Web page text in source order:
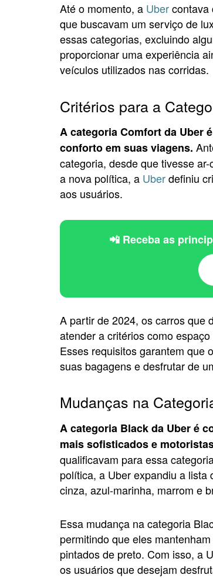
Até o momento, a Ubercontava
que buscavam um serviço de
essas categorias, excluindo
proporcionar uma experiência
veículos utilizados nas corridas.
Critérios para a
A categoria Comfort da Uber
conforto em suas viagens.
categoria, desde que tivesse
a nova política, a Uberdefiniu
aos usuários.
📲 Receba as
A partir de 2024, os carros que
atender a critérios como
Esses requisitos garantem que
suas bagagens e desfrutar de
Mudanças na
A categoria Black da Uber é
mais sofisticados e
qualificavam para essa
política, a Uber expandiu a
cinza, azul-marinha, marrom e
Essa mudança na categoria
permitindo que eles
pintados de preto. Com isso, a
os usuários que desejam